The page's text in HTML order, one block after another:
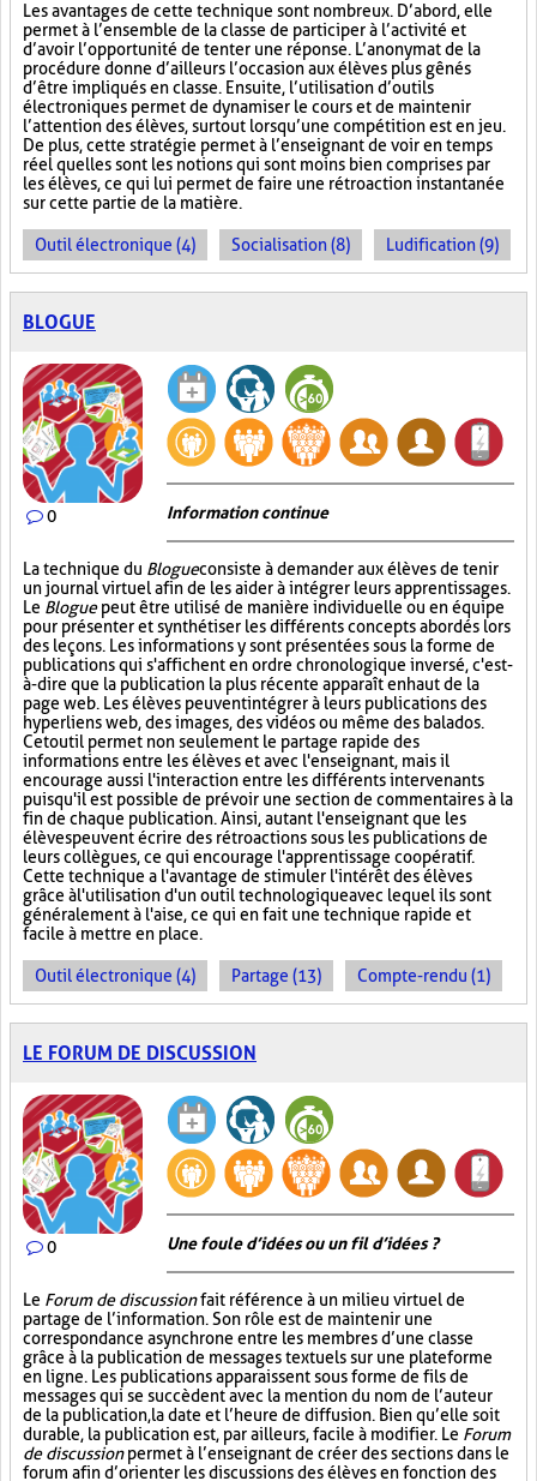
Les avantages de cette technique sont nombreux. D’abord, elle
permet à l’ensemble de la classe de participer à l’activité et
d’avoir l’opportunité de tenter une réponse. L’anonymat de la
procédure donne d’ailleurs l’occasion aux élèves plus gênés
d’être impliqués en classe. Ensuite, l’utilisation d’outils
électroniques permet de dynamiser le cours et de maintenir
l’attention des élèves, surtout lorsqu’une compétition est en jeu.
De plus, cette stratégie permet à l’enseignant de voir en temps
réel quelles sont les notions qui sont moins bien comprises par
les élèves, ce qui lui permet de faire une rétroaction instantanée
sur cette partie de la matière.
Outil électronique (4) Socialisation (8) Ludification (9)
BLOGUE
0 Information continue
La technique du Blogueconsiste à demander aux élèves de tenir
un journal virtuel afin de les aider à intégrer leurs apprentissages.
Le Bloguepeut être utilisé de manière individuelle ou en équipe
pour présenter et synthétiser les différents concepts abordés lors
des leçons. Les informations y sont présentées sous la forme de
publications qui s'affichent en ordre chronologique inversé, c'est-
à-dire que la publication la plus récente apparaît en haut de la
page web. Les élèves peuvent intégrer à leurs publications des
hyperliens web, des images, des vidéos ou même des balados.
Cet outil permet non seulement le partage rapide des
informations entre les élèves et avec l'enseignant, mais il
encourage aussi l'interaction entre les différents intervenants
puisqu'il est possible de prévoir une section de commentaires à la
fin de chaque publication. Ainsi, autant l'enseignant que les
élèves peuvent écrire des rétroactions sous les publications de
leurs collègues, ce qui encourage l'apprentissage coopératif.
Cette technique a l'avantage de stimuler l'intérêt des élèves
grâce à l'utilisation d'un outil technologique avec lequel ils sont
généralement à l'aise, ce qui en fait une technique rapide et
facile à mettre en place.
Outil électronique (4) Partage (13) Compte-rendu (1)
LE FORUM DE DISCUSSION
0 Une foule d’idées ou un fil d’idées ?
Le Forum de discussionfait référence à un milieu virtuel de
partage de l’information. Son rôle est de maintenir une
correspondance asynchrone entre les membres d’une classe
grâce à la publication de messages textuels sur une plateforme
en ligne. Les publications apparaissent sous forme de fils de
messages qui se succèdent avec la mention du nom de l’auteur
de la publication, la date et l’heure de diffusion. Bien qu’elle soit
durable, la publication est, par ailleurs, facile à modifier. Le Forum
de discussionpermet à l’enseignant de créer des sections dans le
forum afin d’orienter les discussions des élèves en fonction des